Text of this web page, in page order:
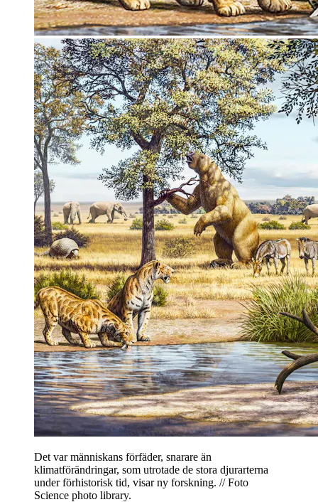
Det var människans förfäder, snarare än
klimatförändringar, som utrotade de stora djurarterna
under förhistorisk tid, visar ny forskning. // Foto
Science photo library.